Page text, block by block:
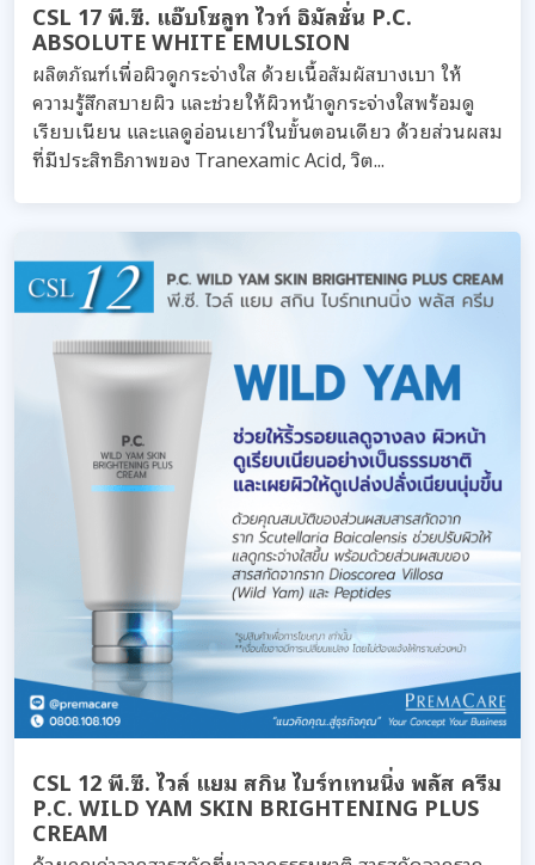
CSL 17 พี.ซี. แอ๊บโซลูท ไวท์ อิมัลชั่น P.C.
ABSOLUTE WHITE EMULSION
ผลิตภัณฑ์เพื่อผิวดูกระจ่างใส ด้วยเนื้อสัมผัสบางเบา ให้
ความรู้สึกสบายผิว และช่วยให้ผิวหน้าดูกระจ่างใสพร้อมดู
เรียบเนียน และแลดูอ่อนเยาว์ในขั้นตอนเดียว ด้วยส่วนผสม
ที่มีประสิทธิภาพของ Tranexamic Acid, วิต...
CSL 12 พี.ซี. ไวล์ แยม สกิน ไบร์ทเทนนิ่ง พลัส ครีม
P.C. WILD YAM SKIN BRIGHTENING PLUS
CREAM